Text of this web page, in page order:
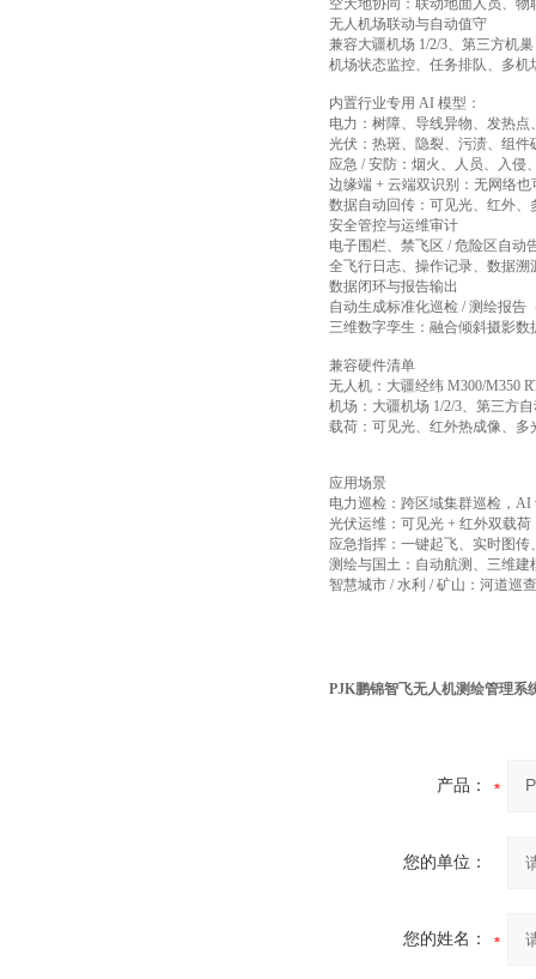
空天地协同：联动地面人员、
无人机场联动与自动值守
兼容大疆机场 1/2/3、第三方机
机场状态监控、任务排队、多
内置行业专用 AI 模型：
电力：树障、导线异物、发热
光伏：热斑、隐裂、污渍、组
应急 / 安防：烟火、人员、入侵
边缘端 + 云端双识别：无网络
数据自动回传：可见光、红外
安全管控与运维审计
电子围栏、禁飞区 / 危险区自动
全飞行日志、操作记录、数据
数据闭环与报告输出
自动生成标准化巡检 / 测绘报告
三维数字孪生：融合倾斜摄影
兼容硬件清单
无人机：大疆经纬 M300/M350
机场：大疆机场 1/2/3、第三方
载荷：可见光、红外热成像、
应用场景
电力巡检：跨区域集群巡检，
光伏运维：可见光 + 红外双载
应急指挥：一键起飞、实时图
测绘与国土：自动航测、三维
智慧城市 / 水利 / 矿山：河道巡
PJK鹏锦智飞无人机测绘管理系
产品：
您的单位：
您的姓名：